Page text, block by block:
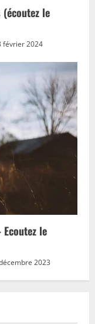
le
février 2024
Ecoutez le
2023